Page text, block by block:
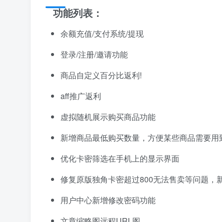
功能列表：
余额充值/支付系统/提现
登录/注册/邀请功能
商品自定义百分比返利!
aff推广返利
虚拟随机展示购买商品功能
新增商品最低购买数量，方便某些商品需要用
优化卡密筛选在手机上的显示界面
修复原版独角卡密超过800无法售卖等问题，
用户中心新增修改密码功能